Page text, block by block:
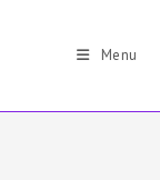
Menu